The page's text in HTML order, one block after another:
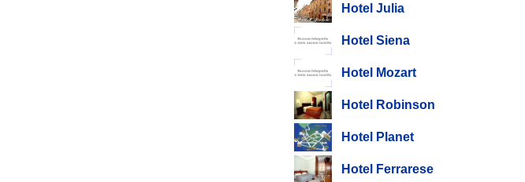
Hotel Julia
Hotel Siena
Hotel Mozart
Hotel Robinson
Hotel Planet
Hotel Ferrarese